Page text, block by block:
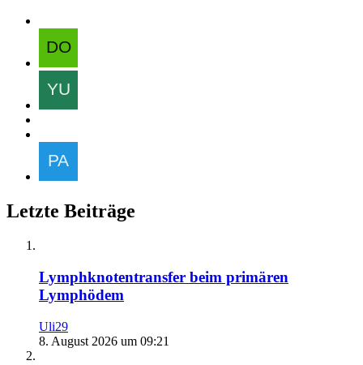
Letzte Beiträge
Lymphknotentransfer beim primären
Lymphödem
Uli29
8. August 2026 um 09:21